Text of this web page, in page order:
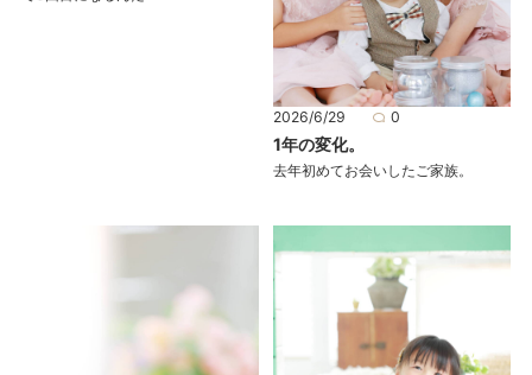
2026/6/29 0
1年の変化。
去年初めてお会いしたご家族。